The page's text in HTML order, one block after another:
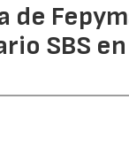
de
SBS en